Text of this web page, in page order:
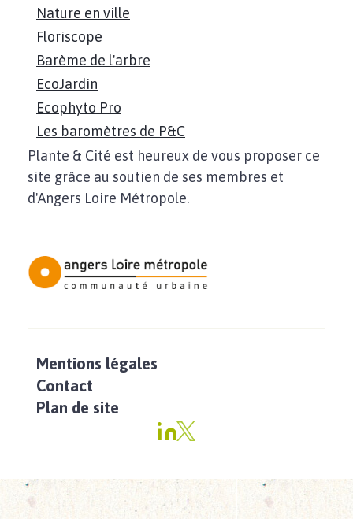
Nature en ville
Floriscope
Barème de l'arbre
EcoJardin
Ecophyto Pro
Les baromètres de P&C
Plante & Cité est heureux de vous proposer ce
site grâce au soutien de ses membres et
d'Angers Loire Métropole.
Mentions légales
Contact
Plan de site